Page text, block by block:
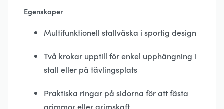
Egenskaper
Multifunktionell stallväska i sportig design
Två krokar upptill för enkel upphängning i
stall eller på tävlingsplats
Praktiska ringar på sidorna för att fästa
grimmor eller grimskaft